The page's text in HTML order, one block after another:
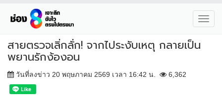
สายตรวจเลิ่กลั่ก! จากไประงับเหตุ กลายเป็น
พยานรักง้องอน
วันที่ลงข่าว 20 พฤษภาคม 2569 เวลา 16:42 น. 6,362